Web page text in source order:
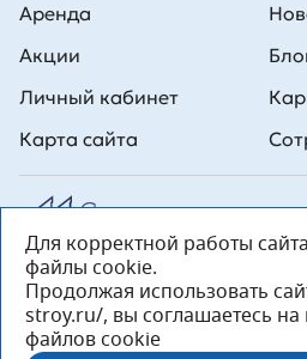
Аренда
Акции
Личный кабинет
Карта сайта
Все права на публикуемые на сайте
ООО Л1 Строительная комания №1.
представленная на данном сайте,
информационный характер и ни при
публичной офертой, определяемой
«ООО «Л1 Строительная Компания №1»
Для корректной работы
файлы cookie.
Продолжая использовать
stroy.ru/, вы соглашаетесь на
файлов cookie